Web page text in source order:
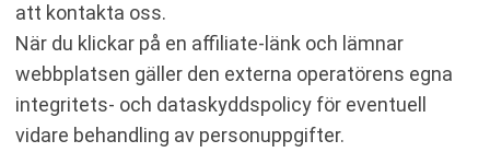
att kontakta oss.
När du klickar på en affiliate-länk och lämnar
webbplatsen gäller den externa operatörens egna
integritets- och dataskyddspolicy för eventuell
vidare behandling av personuppgifter.